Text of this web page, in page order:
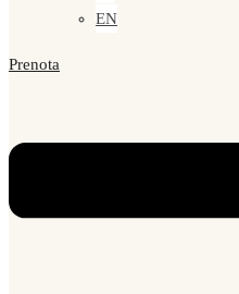
EN
Prenota